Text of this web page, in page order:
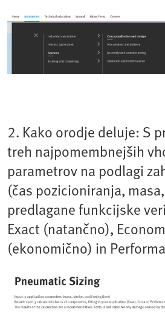
2. Kako orodje deluje: S
treh najpomembnejših
parametrov na podlagi
(čas pozicioniranja,
predlagane funkcijske
Exact (natančno),
(ekonomično) in